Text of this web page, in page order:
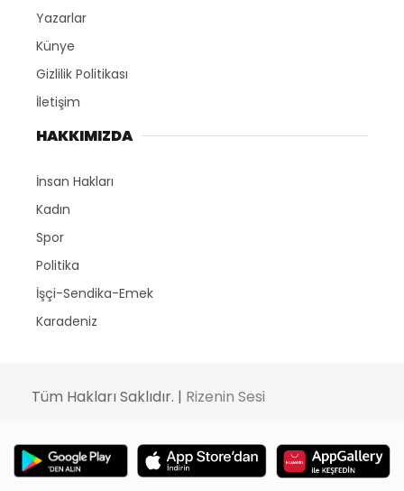
Yazarlar
Künye
Gizlilik Politikası
İletişim
HAKKIMIZDA
İnsan Hakları
Kadın
Spor
Politika
İşçi-Sendika-Emek
Karadeniz
Tüm Hakları Saklıdır. | Rizenin Sesi